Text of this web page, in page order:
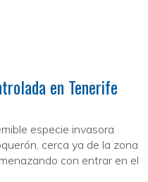
en Tenerife
especie invasora
cerca ya de la zona
con entrar en el